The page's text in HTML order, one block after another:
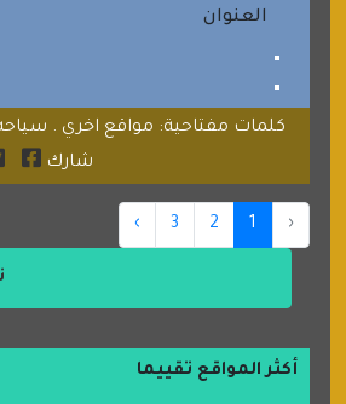
العنوان
كلمات مفتاحية: مواقع اخري .
شارك
‹
1
2
3
›
أكثر المواقع تقييما